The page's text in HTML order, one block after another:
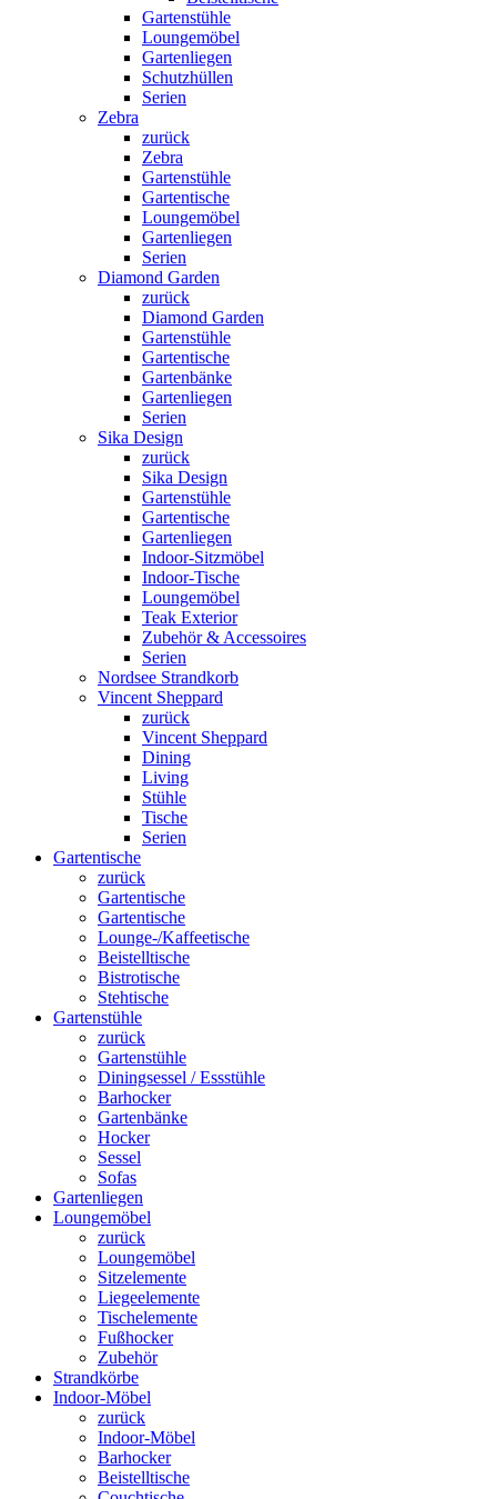
Gartenstühle
Loungemöbel
Gartenliegen
Schutzhüllen
Serien
Zebra
zurück
Zebra
Gartenstühle
Gartentische
Loungemöbel
Gartenliegen
Serien
Diamond Garden
zurück
Diamond Garden
Gartenstühle
Gartentische
Gartenbänke
Gartenliegen
Serien
Sika Design
zurück
Sika Design
Gartenstühle
Gartentische
Gartenliegen
Indoor-Sitzmöbel
Indoor-Tische
Loungemöbel
Teak Exterior
Zubehör & Accessoires
Serien
Nordsee Strandkorb
Vincent Sheppard
zurück
Vincent Sheppard
Dining
Living
Stühle
Tische
Serien
Gartentische
zurück
Gartentische
Gartentische
Lounge-/Kaffeetische
Beistelltische
Bistrotische
Stehtische
Gartenstühle
zurück
Gartenstühle
Diningsessel / Essstühle
Barhocker
Gartenbänke
Hocker
Sessel
Sofas
Gartenliegen
Loungemöbel
zurück
Loungemöbel
Sitzelemente
Liegeelemente
Tischelemente
Fußhocker
Zubehör
Strandkörbe
Indoor-Möbel
zurück
Indoor-Möbel
Barhocker
Beistelltische